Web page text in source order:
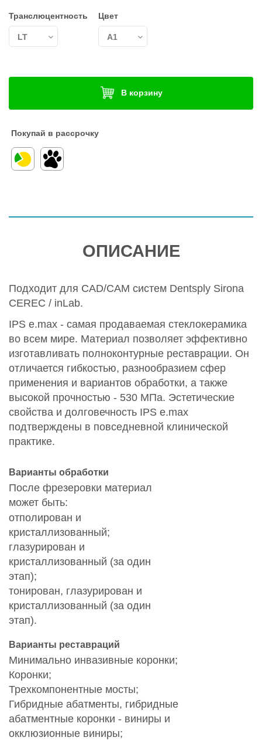
Транслюцентность Цвет
В корзину
Покупай в рассрочку
ОПИСАНИЕ
Подходит для CAD/CAM систем Dentsply Sirona
CEREC / inLab.
IPS e.max - самая продаваемая стеклокерамика
во всем мире. Материал позволяет эффективно
изготавливать полноконтурные реставрации. Он
отличается гибкостью, разнообразием сфер
применения и вариантов обработки, а также
высокой прочностью - 530 МПа. Эстетические
свойства и долговечность IPS e.max
подтверждены в повседневной клинической
практике.
Варианты обработки
После фрезеровки материал
может быть:
отполирован и
кристаллизованный;
глазурирован и
кристаллизованный (за один
этап);
тонирован, глазурирован и
кристаллизованный (за один
этап).
Варианты реставраций
Минимально инвазивные коронки;
Коронки;
Трехкомпонентные мосты;
Гибридные абатменты, гибридные
абатментные коронки - виниры и
окклюзионные виниры;